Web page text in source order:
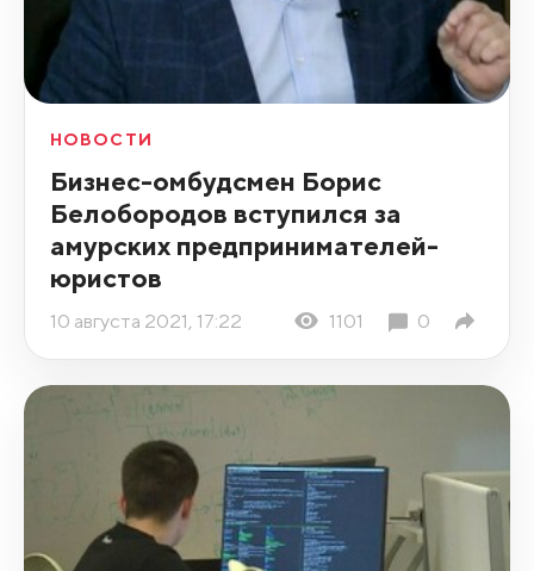
НОВОСТИ
Бизнес-омбудсмен Борис
Белобородов вступился за
амурских предпринимателей-
юристов
10 августа 2021, 17:22 1101 0